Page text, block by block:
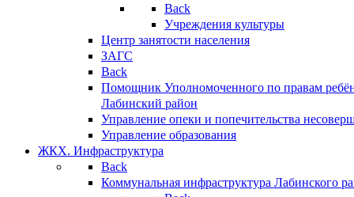
Back
Учреждения культуры
Центр занятости населения
ЗАГС
Back
Помощник Уполномоченного по правам
Лабинский район
Управление опеки и попечительства
Управление образования
ЖКХ. Инфраструктура
Back
Коммунальная инфраструктура Лабинского